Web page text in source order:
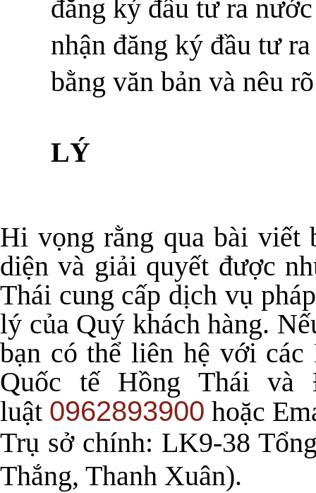
đăng ký đầu tư ra
nhận đăng ký đầu tư
bằng văn bản và nêu
LÝ
Hi vọng rằng qua bài viết
diện và giải quyết được
Thái cung cấp dịch vụ
lý của Quý khách hàng.
bạn có thể liên hệ với
Quốc tế Hồng Thái và
luật 0962893900 hoặc
Trụ sở chính: LK9-38
Thắng, Thanh Xuân).